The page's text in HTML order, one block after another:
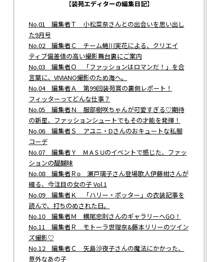
【装苑エディターの編集日記】
No.01 編集者Ｔ 小松菜奈さんとの出会いを思い出し
た9月号
No.02 編集者Ｃ チーム蜷川実花による、クリエイ
ティブ偏差値の高い撮影舞台裏にご案内
No.03 編集者Ｏ 「ファッションはロマンだ！」を合
言葉に、VIVIANO撮影のため海へ。
No.04 編集者Ａ 第99回装苑賞の裏側レポート！
フィッターってどんな仕事？
No.05 編集者Ｎ 服部樹咲ちゃんが可愛すぎる♡期待
の新星、ファッションシュートでもその才能を発揮！
No.06 編集者Ｓ アユニ・Dさんのおキュートな私服
コーデ
No.07 編集者Ｙ M A S Uのイベントで感じた、ファッ
ションの醍醐味
No.08 編集者Ｒo 瀬戸璃子さん登場歌人伊藤紺さんが
綴る、今注目の女の子 Vol.1
No.09 編集者Ｋ 「ハリー・ポッター」の衣装記事を
読んで、打ちのめされた日。
No.10 編集者Ｍ 横尾忠則さんのギャラリーへGO！
No.11 編集者Ｒ モトーラ世理奈&藤本リリーのツイン
ズ撮影♡
No.12 編集者Ｃ 矢島沙夜子さんの魔法にかかった、
意外なあの子